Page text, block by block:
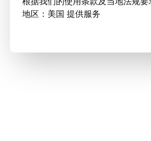
地区：美国 提供服务